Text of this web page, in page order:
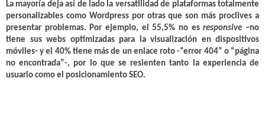
La mayoría deja así de lado la versatilidad de plataformas totalmente
personalizables como Wordpress por otras que son más proclives a
presentar problemas. Por ejemplo, el 55,5% no esresponsive –no
tiene sus webs optimizadas para la visualización en dispositivos
móviles- yel 40% tiene más de un enlace roto -“error 404” o “página
no encontrada”-, por lo que se resienten tanto la experiencia de
usuario como el posicionamiento SEO.